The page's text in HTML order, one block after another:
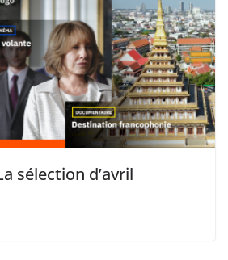
sélection d’avril